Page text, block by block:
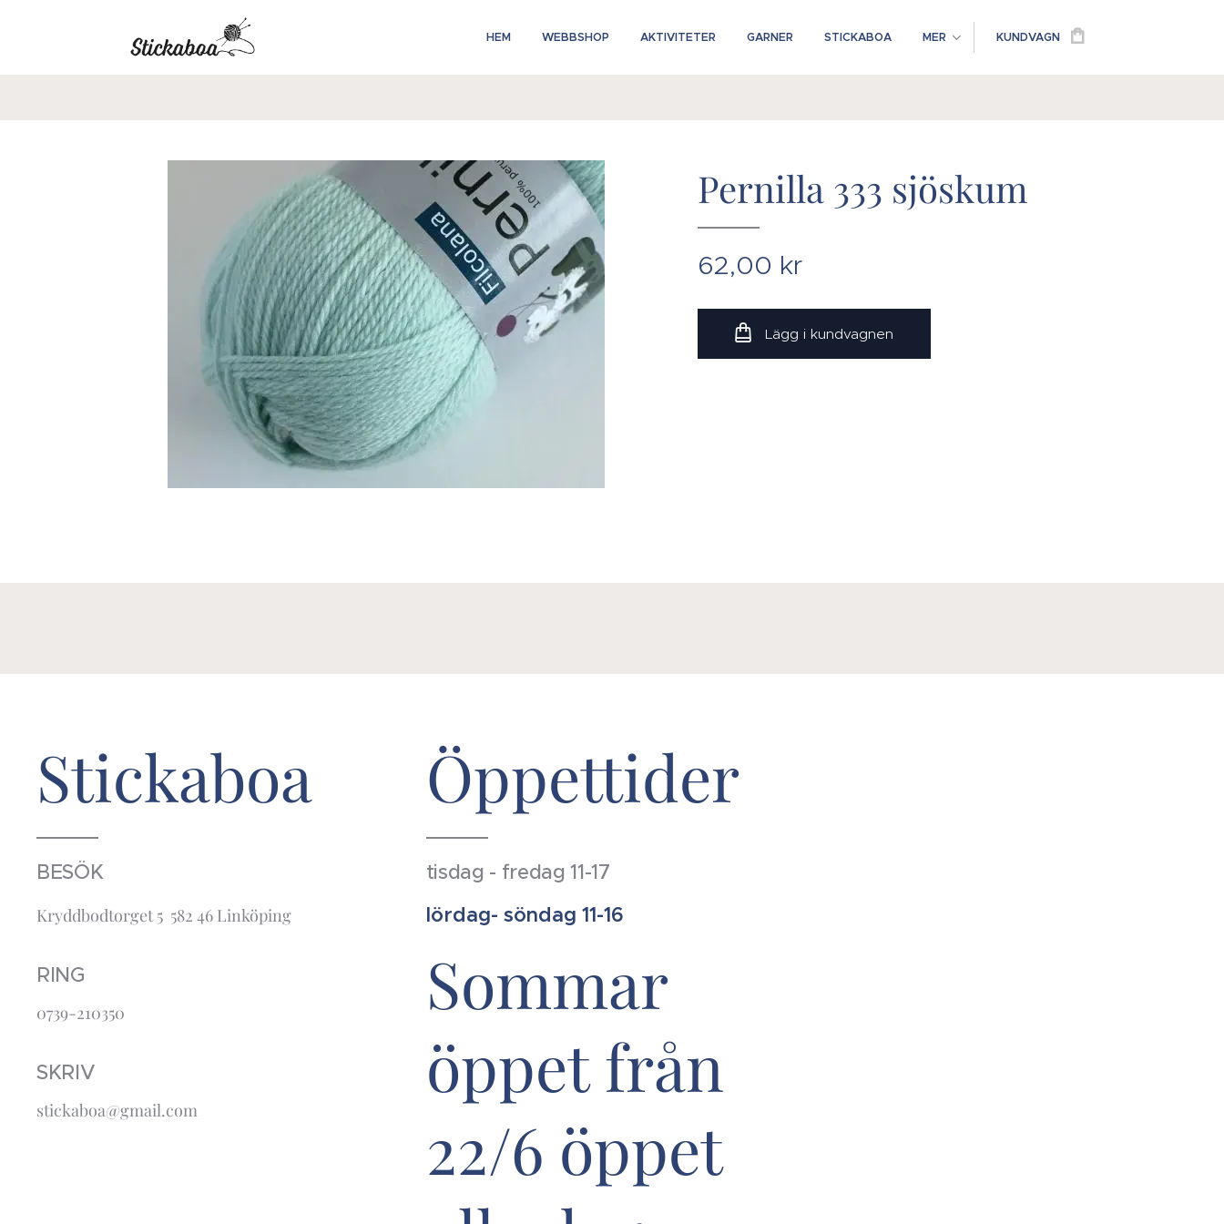
HEM WEBBSHOP AKTIVITETER GARNER STICKABOA MER KUNDVAGN
Pernilla 333 sjöskum
62,00 kr
Lägg i kundvagnen
Stickaboa
BESÖK
Kryddbodtorget 5 582 46 Linköping
RING
0739-210350
SKRIV
stickaboa@gmail.com
Öppettider
tisdag - fredag 11-17
lördag- söndag 11-16
Sommar
öppet från
22/6 öppet